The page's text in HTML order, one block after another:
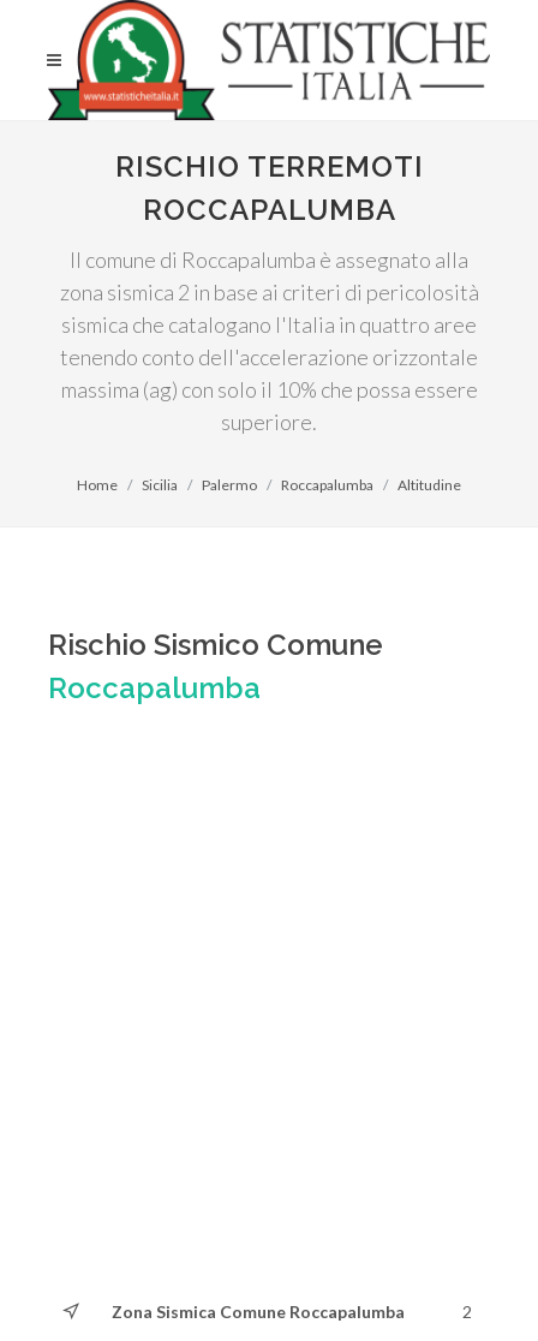
RISCHIO TERREMOTI
ROCCAPALUMBA
Il comune di Roccapalumba è assegnato alla
zona sismica 2 in base ai criteri di pericolosità
sismica che catalogano l'Italia in quattro aree
tenendo conto dell'accelerazione orizzontale
massima (ag) con solo il 10% che possa essere
superiore.
Home Sicilia Palermo Roccapalumba Altitudine
Rischio Sismico Comune
Roccapalumba
Zona Sismica Comune Roccapalumba 2